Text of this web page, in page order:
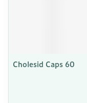
Cholesid Caps 60